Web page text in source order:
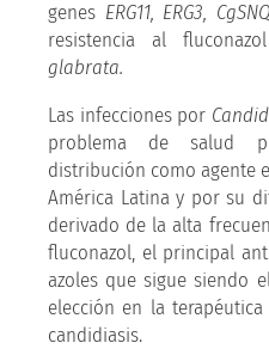
genes ERG11, ERG3,
resistencia al
glabrata.
Las infecciones por
problema de salud
distribución como agente
América Latina y por su
derivado de la alta
fluconazol, el principal
azoles que sigue siendo
elección en la
candidiasis.